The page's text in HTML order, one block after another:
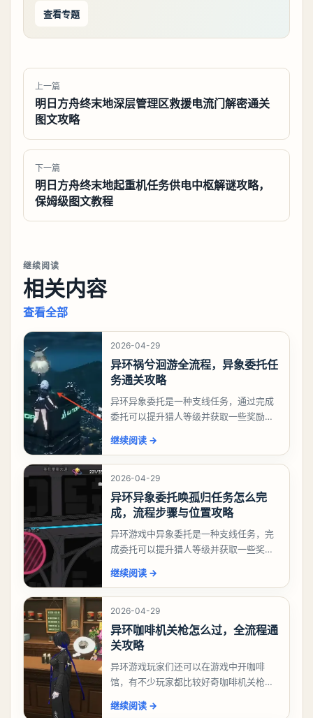
查看专题
上一篇
明日方舟终末地深层管理区救援电流门解密通关
图文攻略
下一篇
明日方舟终末地起重机任务供电中枢解谜攻略，
保姆级图文教程
继续阅读
相关内容
查看全部
2026-04-29
异环祸兮洄游全流程，异象委托任
务通关攻略
异环异象委托是一种支线任务，通过完成
委托可以提升猎人等级并获取一些奖励，
么做，下面就来告诉大家。异环异象委托
祸兮洄游任务攻略
继续阅读 →
2026-04-29
异环异象委托唤孤归任务怎么完
成，流程步骤与位置攻略
异环游戏中异象委托是一种支线任务，完
成委托可以提升猎人等级并获取一些奖
么做，今天游戏熊就来告诉大家。异环异
象委托唤孤归任务攻
继续阅读 →
2026-04-29
异环咖啡机关枪怎么过，全流程通
关攻略
异环游戏玩家们还可以在游戏中开咖啡
馆，有不少玩家都比较好奇咖啡机关枪应
机关枪攻略。异环咖啡机关枪怎么过一、
继续阅读 →